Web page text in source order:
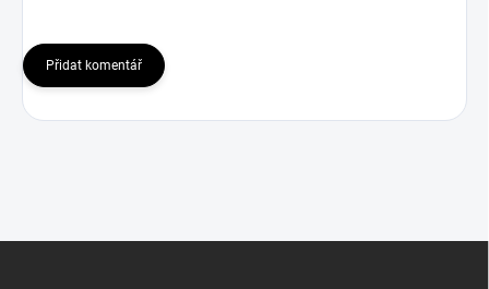
Přidat komentář